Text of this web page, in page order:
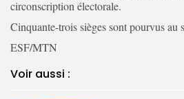
circonscription électorale.
Cinquante-trois sièges sont pourvus au
ESF/MTN
Voir aussi :